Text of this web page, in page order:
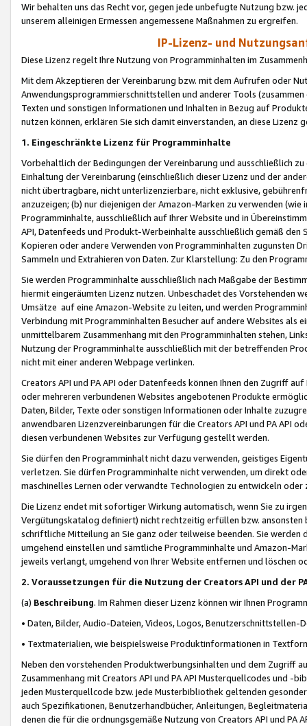
Wir behalten uns das Recht vor, gegen jede unbefugte Nutzung bzw.
unserem alleinigen Ermessen angemessene Maßnahmen zu ergreifen.
IP-Lizenz- und
Diese Lizenz regelt Ihre Nutzung von Programminhalten im
Mit dem Akzeptieren der Vereinbarung bzw. mit dem Aufrufen oder
Anwendungsprogrammierschnittstellen und anderer Tools (zusammen
Texten und sonstigen Informationen und Inhalten in Bezug auf
nutzen können, erklären Sie sich damit einverstanden, an diese Lizenz
1. Eingeschränkte Lizenz für Programminhalte
Vorbehaltlich der Bedingungen der Vereinbarung und ausschließlich
Einhaltung der Vereinbarung (einschließlich dieser Lizenz und der
nicht übertragbare, nicht unterlizenzierbare, nicht exklusive,
anzuzeigen; (b) nur diejenigen der Amazon-Marken zu verwenden
Programminhalte, ausschließlich auf Ihrer Website und in
API, Datenfeeds und Produkt-Werbeinhalte ausschließlich gemäß
Kopieren oder andere Verwenden von Programminhalten zugunsten
Sammeln und Extrahieren von Daten. Zur Klarstellung: Zu den
Sie werden Programminhalte ausschließlich nach Maßgabe der
hiermit eingeräumten Lizenz nutzen. Unbeschadet des Vorstehenden
Umsätze auf eine Amazon-Website zu leiten, und werden
Verbindung mit Programminhalten Besucher auf andere Websites als
unmittelbarem Zusammenhang mit den Programminhalten stehen,
Nutzung der Programminhalte ausschließlich mit der betreffenden
nicht mit einer anderen Webpage verlinken.
Creators API und PA API oder Datenfeeds können Ihnen den Zugriff
oder mehreren verbundenen Websites angebotenen Produkte
Daten, Bilder, Texte oder sonstigen Informationen oder Inhalte
anwendbaren Lizenzvereinbarungen für die Creators API und PA API
diesen verbundenen Websites zur Verfügung gestellt werden.
Sie dürfen den Programminhalt nicht dazu verwenden, geistiges
verletzen. Sie dürfen Programminhalte nicht verwenden, um direkt
maschinelles Lernen oder verwandte Technologien zu entwickeln
Die Lizenz endet mit sofortiger Wirkung automatisch, wenn Sie zu
Vergütungskatalog definiert) nicht rechtzeitig erfüllen bzw. ansonsten
schriftliche Mitteilung an Sie ganz oder teilweise beenden. Sie werden
umgehend einstellen und sämtliche Programminhalte und Amazon-
jeweils verlangt, umgehend von Ihrer Website entfernen und löschen
2. Voraussetzungen für die Nutzung der Creators API und der
(a) Beschreibung. Im Rahmen dieser Lizenz können wir Ihnen
• Daten, Bilder, Audio-Dateien, Videos, Logos, Benutzerschnittstellen-
• Textmaterialien, wie beispielsweise Produktinformationen in
Neben den vorstehenden Produktwerbungsinhalten und dem Zugriff
Zusammenhang mit Creators API und PA API Musterquellcodes und
jeden Musterquellcode bzw. jede Musterbibliothek geltenden
auch Spezifikationen, Benutzerhandbücher, Anleitungen,
denen die für die ordnungsgemäße Nutzung von Creators API und PA